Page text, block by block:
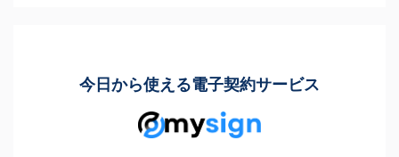
今日から使える電子契約サービス